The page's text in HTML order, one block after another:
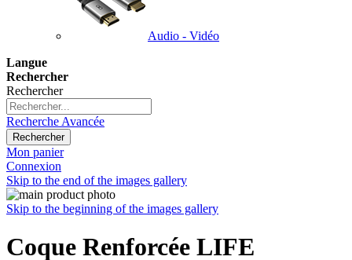
Audio - Vidéo
Langue
Rechercher
Rechercher
Recherche Avancée
Rechercher
Mon panier
Connexion
Skip to the end of the images gallery
Skip to the beginning of the images gallery
Coque Renforcée LIFE